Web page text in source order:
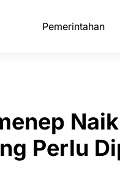
Pemerintahan
Perlu